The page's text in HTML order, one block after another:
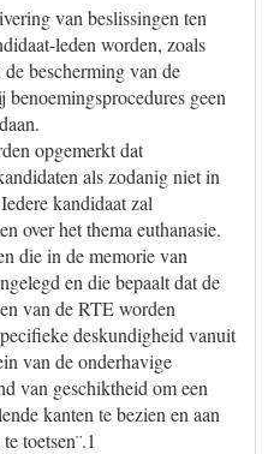
van beslissingen ten
leden worden, zoals
bescherming van de
geen
opgemerkt dat
als zodanig niet in
kandidaat zal
over het thema euthanasie.
die in de memorie van
en die bepaalt dat de
van de RTE worden
deskundigheid vanuit
van de onderhavige
van geschiktheid om een
kanten te bezien en aan
toetsen¨.1